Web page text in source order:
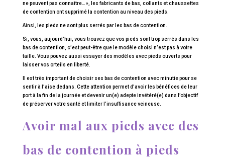
ne peuvent pas connaître… », les fabricants de bas, collants et chaussettes
de contention ont supprimé la contention au niveau des pieds.
Ainsi, les pieds ne sont plus serrés par les bas de contention.
Si, vous, aujourd’hui, vous trouvez que vos pieds sont trop serrés dans les
bas de contention, c’est peut-être que le modèle choisi n’est pas à votre
taille. Vous pouvez aussi essayer des modèles avec pieds ouverts pour
laisser vos orteils en liberté.
Il est très important de choisir ses bas de contention avec minutie pour se
sentir à l’aise dedans. Cette attention permet d’avoir les bénéfices de leur
port à la fin de la journée et devenir un(e) adepte invétéré(e) dans l’objectif
de préserver votre santé et limiter l’insuffisance veineuse.
Avoir mal aux pieds avec des
bas de contention à pieds